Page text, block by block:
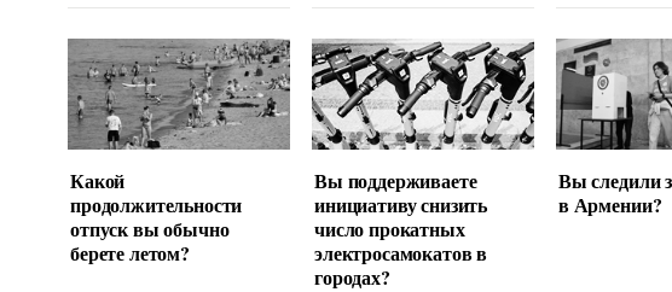
Какой
продолжительности
отпуск вы обычно
берете летом?
Вы поддерживаете
инициативу снизить
число прокатных
электросамокатов в
городах?
Вы следили
в Армении?